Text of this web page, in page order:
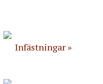
Infästningar